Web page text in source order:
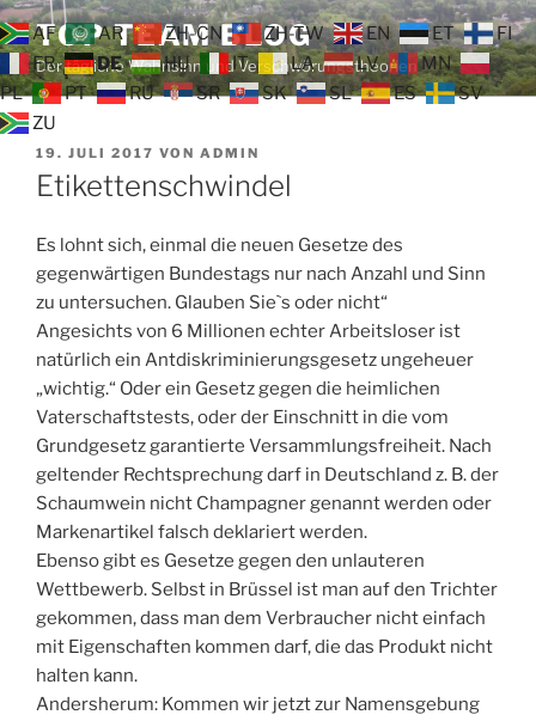
Zum
Inhalt
springen
TOP TEAM BLOG
Der tägliche Wahnsinn und Verschwörungstheorien
VERÖFFENTLICHT
AM
19. JULI 2017 VON ADMIN
Etikettenschwindel
Es lohnt sich, einmal die neuen Gesetze des
gegenwärtigen Bundestags nur nach Anzahl und Sinn
zu untersuchen. Glauben Sie`s oder nicht“
Angesichts von 6 Millionen echter Arbeitsloser ist
natürlich ein Antdiskriminierungsgesetz ungeheuer
„wichtig.“ Oder ein Gesetz gegen die heimlichen
Vaterschaftstests, oder der Einschnitt in die vom
Grundgesetz garantierte Versammlungsfreiheit. Nach
geltender Rechtsprechung darf in Deutschland z. B. der
Schaumwein nicht Champagner genannt werden oder
Markenartikel falsch deklariert werden.
Ebenso gibt es Gesetze gegen den unlauteren
Wettbewerb. Selbst in Brüssel ist man auf den Trichter
gekommen, dass man dem Verbraucher nicht einfach
mit Eigenschaften kommen darf, die das Produkt nicht
halten kann.
Andersherum: Kommen wir jetzt zur Namensgebung
AF AR ZH-CN ZH-TW EN ET
FI
FR
DE HU IT LA LV
MN
PL
PT RU SR SK SL ES
SV
ZU